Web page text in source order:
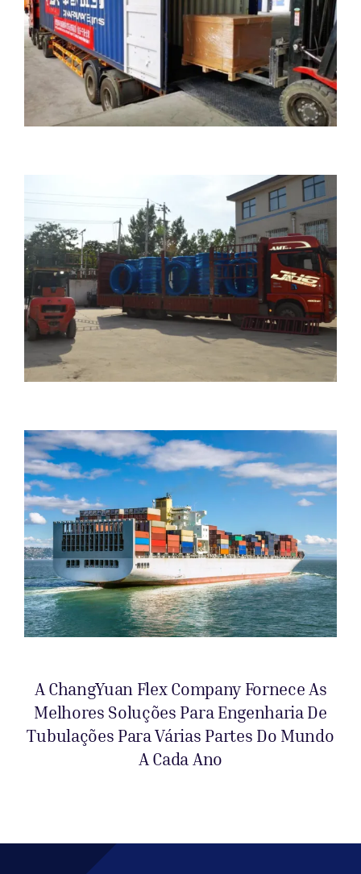
A ChangYuan Flex Company Fornece As
Melhores Soluções Para Engenharia De
Tubulações Para Várias Partes Do Mundo
A Cada Ano